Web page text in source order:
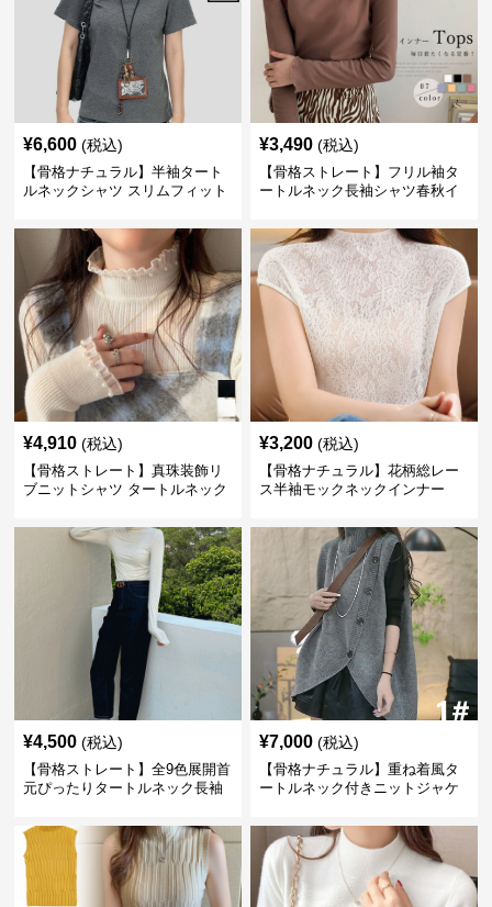
¥6,600 (税込)
【骨格ナチュラル】半袖タート
ルネックシャツ スリムフィット
¥3,490 (税込)
【骨格ストレート】フリル袖タ
ートルネック長袖シャツ春秋イ
¥4,910 (税込)
【骨格ストレート】真珠装飾リ
ブニットシャツ タートルネック
¥3,200 (税込)
【骨格ナチュラル】花柄総レー
ス半袖モックネックインナー
¥4,500 (税込)
【骨格ストレート】全9色展開首
元ぴったりタートルネック長袖
¥7,000 (税込)
【骨格ナチュラル】重ね着風タ
ートルネック付きニットジャケ